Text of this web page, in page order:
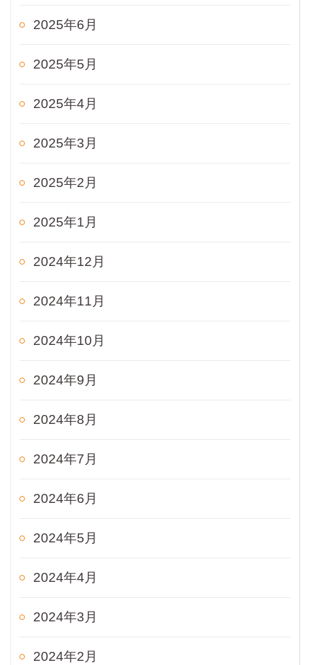
2025年6月
2025年5月
2025年4月
2025年3月
2025年2月
2025年1月
2024年12月
2024年11月
2024年10月
2024年9月
2024年8月
2024年7月
2024年6月
2024年5月
2024年4月
2024年3月
2024年2月